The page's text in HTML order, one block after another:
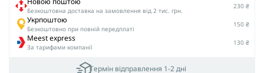
Безкоштовна доставка на замовлення від 2 тис. грн.
230 ₴
Укрпоштою
Безкоштовно при повній передплаті
150 ₴
Meest express
За тарифами компанії
130 ₴
Термін відправлення 1-2 дні